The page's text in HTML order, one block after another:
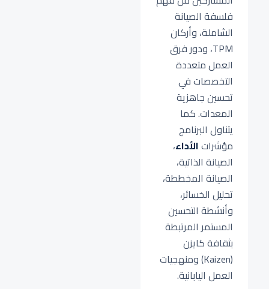
فلسفة الصيانة
الشاملة، وأركان
TPM، ودور فرق
العمل متعددة
التخصصات في
تحسين جاهزية
المعدات. كما
يتناول البرنامج
مؤشراتالأداء،
الصيانة الذاتية،
الصيانة المخططة،
تحليل الخسائر،
وأنشطة التحسين
المستمر المرتبطة
بثقافة كايزن
(Kaizen) ومنهجيات
العمل اليابانية.